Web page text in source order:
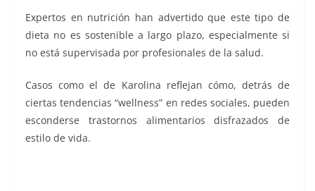
Expertos en nutrición han advertido que este tipo de
dieta no es sostenible a largo plazo, especialmente si
no está supervisada por profesionales de la salud.
Casos como el de Karolina reflejan cómo, detrás de
ciertas tendencias “wellness” en redes sociales, pueden
esconderse trastornos alimentarios disfrazados de
estilo de vida.